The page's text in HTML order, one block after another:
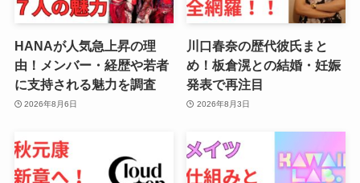
HANAが人気急上昇の理
由！メンバー・経歴や若者
に支持される魅力を調査
2026年8月6日
川口春奈の歴代彼氏まと
め！板倉滉との結婚・妊娠
発表で再注目
2026年8月3日